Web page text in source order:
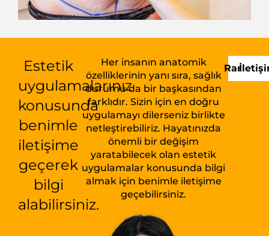
Estetik
uygulamalarınız
konusunda
benimle
iletişime
geçerek
bilgi
alabilirsiniz.
Her insanın anatomik
özelliklerinin yanı sıra, sağlık
durumu da bir başkasından
farklıdır. Sizin için en doğru
uygulamayı dilerseniz birlikte
netleştirebiliriz. Hayatınızda
önemli bir değişim
yaratabilecek olan estetik
uygulamalar konusunda bilgi
almak için benimle iletişime
geçebilirsiniz.
Randevu